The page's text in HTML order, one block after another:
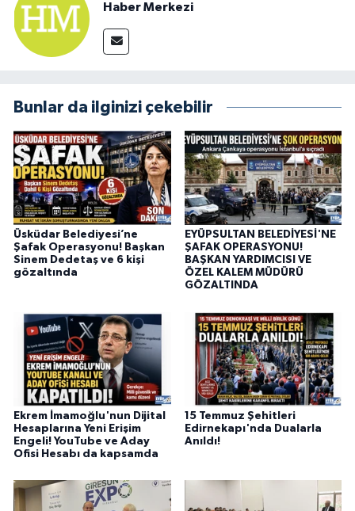
Haber Merkezi
Bunlar da ilginizi çekebilir
Üsküdar Belediyesi’ne
Şafak Operasyonu! Başkan
Sinem Dedetaş ve 6 kişi
gözaltında
EYÜPSULTAN BELEDİYESİ'NE
ŞAFAK OPERASYONU!
BAŞKAN YARDIMCISI VE
ÖZEL KALEM MÜDÜRÜ
GÖZALTINDA
Ekrem İmamoğlu'nun Dijital
Hesaplarına Yeni Erişim
Engeli! YouTube ve Aday
Ofisi Hesabı da kapsamda
15 Temmuz Şehitleri
Edirnekapı'nda Dualarla
Anıldı!